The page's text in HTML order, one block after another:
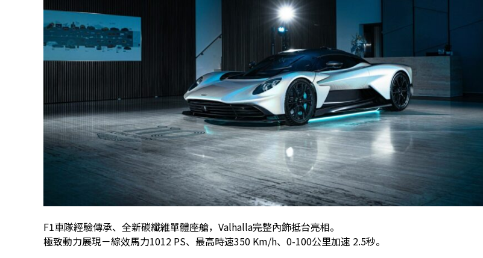
F1車隊經驗傳承、全新碳纖維單體座艙，Valhalla完整內飾抵台亮相。
極致動力展現－綜效馬力1012 PS、最高時速350 Km/h、0-100公里加速 2.5秒。